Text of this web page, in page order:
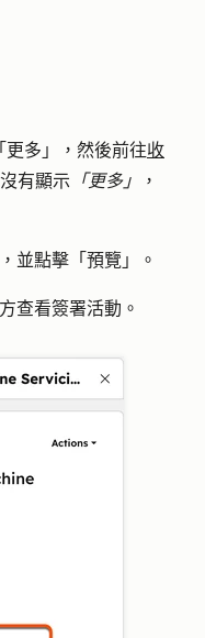
更多」 ，然後前往收
有顯示 「更多」
，
並點擊「 預覽 」。
查看簽署活動。